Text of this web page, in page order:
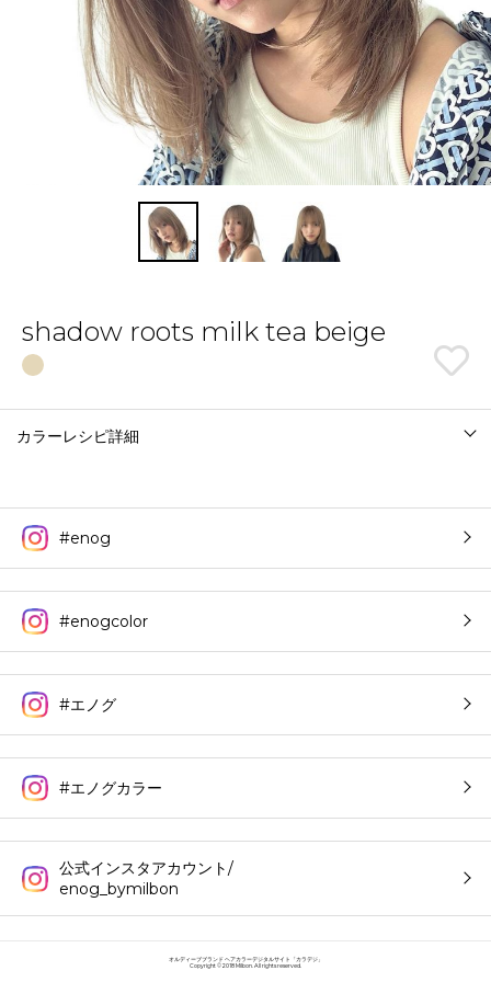
shadow roots milk tea beige
カラーレシピ詳細
#enog
#enogcolor
#エノグ
#エノグカラー
公式インスタアカウント/
enog_bymilbon
オルディーブブランド ヘアカラーデジタルサイト「カラデジ」
Copyright © 2018 Milbon. All rights reserved.